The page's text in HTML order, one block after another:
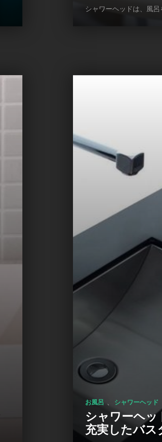
シャワーヘッドは、風
お風呂 、 シャワーヘッド
シャワーヘッ
充実したバス